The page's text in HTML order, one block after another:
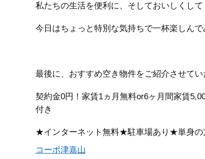
私たちの生活を便利に、そしておいしくし
今日はちょっと特別な気持ちで一杯楽しん
最後に、おすすめ空き物件をご紹介させてい
契約金0円！家賃1ヵ月無料or6ヶ月間家賃
付き
★インターネット無料★駐車場あり★単身の
コーポ津嘉山